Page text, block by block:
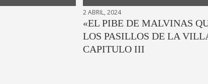
2 ABRIL, 2024
«EL PIBE DE MALVINAS
LOS PASILLOS DE LA
CAPITULO III